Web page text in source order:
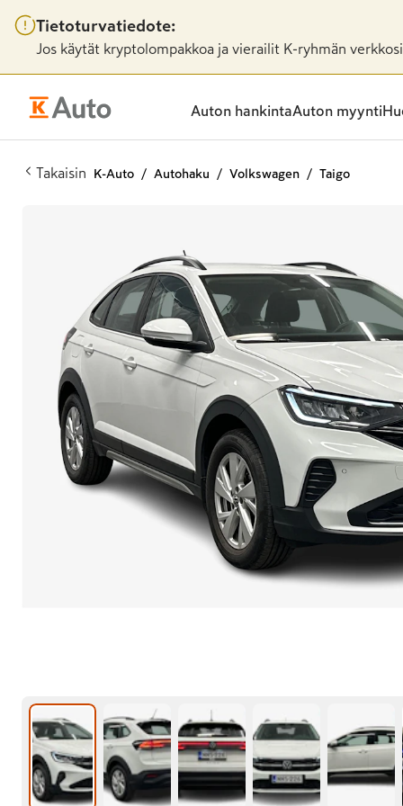
Tietoturvatiedote:
Jos käytät kryptolompakkoa ja vierailit K-ryhmän
Auton hankintaAuton myynti
Takaisin K-Auto Autohaku Volkswagen Taigo